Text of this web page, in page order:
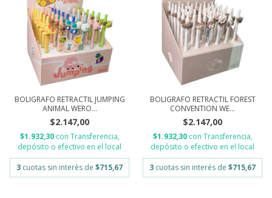
BOLIGRAFO RETRACTIL JUMPING
ANIMAL WERO...
$2.147,00
$1.932,30 con Transferencia,
depósito o efectivo en el local
3 cuotas sin interés de $715,67
BOLIGRAFO RETRACTIL FOREST
CONVENTION WE...
$2.147,00
$1.932,30 con Transferencia,
depósito o efectivo en el local
3 cuotas sin interés de $715,67